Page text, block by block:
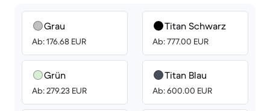
Grau
Ab: 176.68 EUR
Grün
Ab: 279.23 EUR
Titan Schwarz
Ab: 777.00 EUR
Titan Blau
Ab: 600.00 EUR